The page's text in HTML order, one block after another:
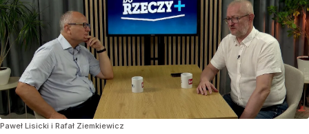
Paweł Lisicki i Rafał Ziemkiewicz